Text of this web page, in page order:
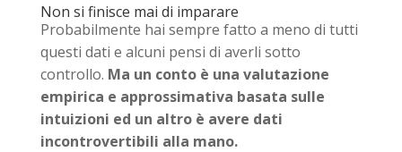
Non si finisce mai di imparare
Probabilmente hai sempre fatto a meno di tutti
questi dati e alcuni pensi di averli sotto
controllo. Ma un conto è una valutazione
empirica e approssimativa basata sulle
intuizioni ed un altro è avere dati
incontrovertibili alla mano.